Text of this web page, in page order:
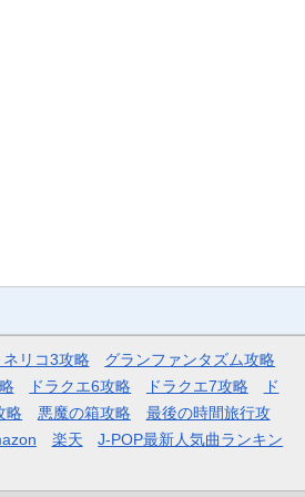
ネリコ3攻略
グランファンタズム攻略
ドラクエ6攻略 ドラクエ7攻略
ド
略 悪魔の箱攻略
最後の時間旅行攻
楽天
J-POP最新人気曲ランキン